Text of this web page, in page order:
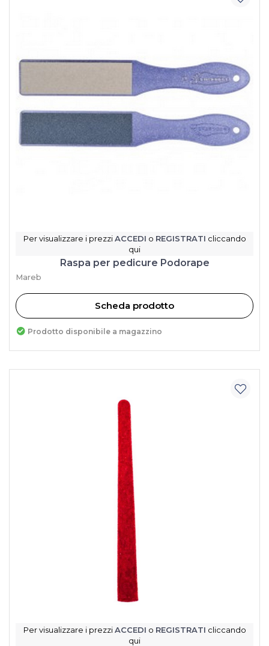
Per visualizzare i prezziACCEDI o REGISTRATI cliccando
qui
Raspa per pedicure Podorape
Mareb
Scheda prodotto
Prodotto disponibile a magazzino
Per visualizzare i prezziACCEDI o REGISTRATI cliccando
qui